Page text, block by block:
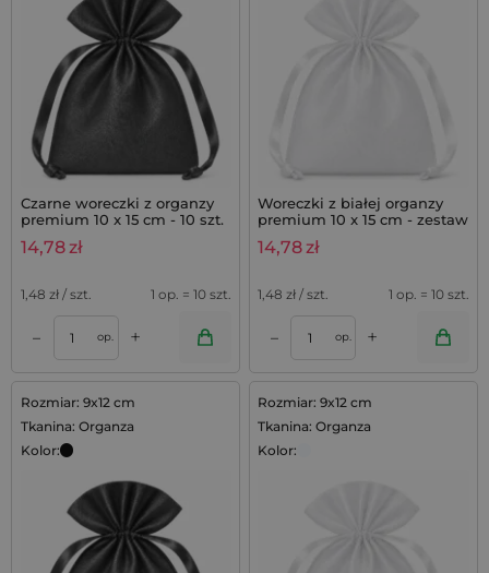
Czarne woreczki z organzy
premium 10 x 15 cm - 10 szt.
14,78 zł
1,48 zł / szt. 1 op. = 10 szt.
– op. +
Woreczki z białej organzy
premium 10 x 15 cm - zestaw
10 szt.
14,78 zł
1,48 zł / szt. 1 op. = 10 szt.
– op. +
Rozmiar: 9x12 cm
Tkanina: Organza
Kolor:
Rozmiar: 9x12 cm
Tkanina: Organza
Kolor: